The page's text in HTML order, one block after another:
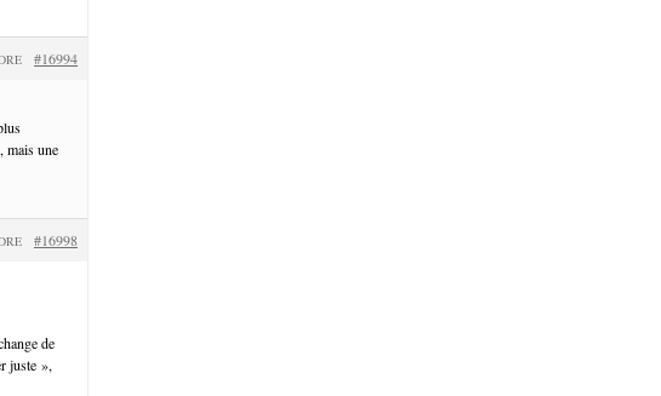
#16994
mais une
#16998
de
juste »,